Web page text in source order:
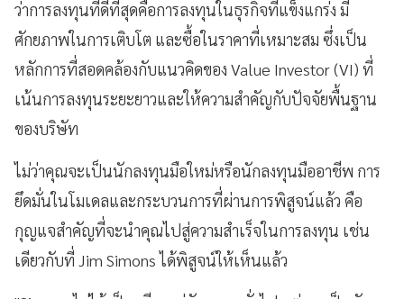
ว่าการลงทุนที่ดีที่สุดคือการลงทุนในธุรกิจที่แข็งแกร่ง มี
ศักยภาพในการเติบโต และซื้อในราคาที่เหมาะสม ซึ่งเป็น
หลักการที่สอดคล้องกับแนวคิดของ Value Investor (VI) ที่
เน้นการลงทุนระยะยาวและให้ความสำคัญกับปัจจัยพื้นฐาน
ของบริษัท
ไม่ว่าคุณจะเป็นนักลงทุนมือใหม่หรือนักลงทุนมืออาชีพ การ
ยึดมั่นในโมเดลและกระบวนการที่ผ่านการพิสูจน์แล้ว คือ
กุญแจสำคัญที่จะนำคุณไปสู่ความสำเร็จในการลงทุน เช่น
เดียวกับที่ Jim Simons ได้พิสูจน์ให้เห็นแล้ว